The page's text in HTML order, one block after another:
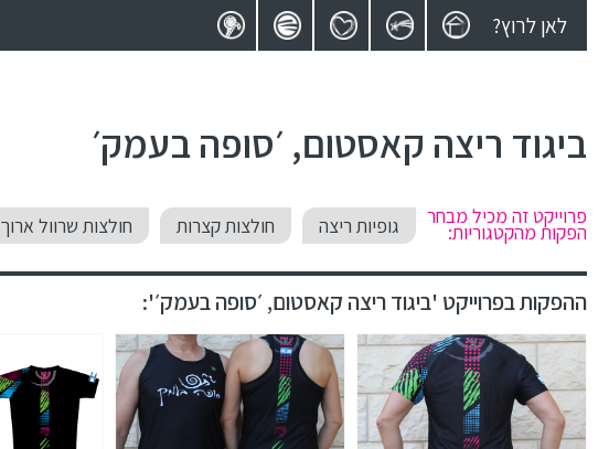
לאן לרוץ?
ביגוד ריצה קאסטום, ׳סופה בעמק׳
פרוייקט זה מכיל מבחר
הפקות מהקטגוריות: גופיות ריצה חולצות קצרות חולצות שרוול ארוך
ההפקות בפרוייקט 'ביגוד ריצה קאסטום, ׳סופה בעמק׳':